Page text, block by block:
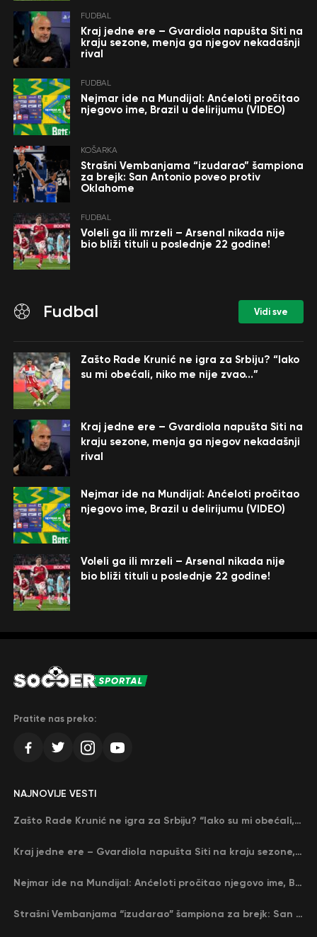
FUDBAL
Kraj jedne ere – Gvardiola napušta Siti na
kraju sezone, menja ga njegov nekadašnji
rival
FUDBAL
Nejmar ide na Mundijal: Anćeloti pročitao
njegovo ime, Brazil u delirijumu (VIDEO)
KOŠARKA
Strašni Vembanjama “izudarao” šampiona
za brejk: San Antonio poveo protiv
Oklahome
FUDBAL
Voleli ga ili mrzeli – Arsenal nikada nije
bio bliži tituli u poslednje 22 godine!
Fudbal Vidi sve
Zašto Rade Krunić ne igra za Srbiju? “Iako
su mi obećali, niko me nije zvao…”
Kraj jedne ere – Gvardiola napušta Siti na
kraju sezone, menja ga njegov nekadašnji
rival
Nejmar ide na Mundijal: Anćeloti pročitao
njegovo ime, Brazil u delirijumu (VIDEO)
Voleli ga ili mrzeli – Arsenal nikada nije
bio bliži tituli u poslednje 22 godine!
Pratite nas preko:
NAJNOVIJE VESTI
Zašto Rade Krunić ne igra za Srbiju? “Iako su mi obećali, niko me nije zvao…”
Kraj jedne ere – Gvardiola napušta Siti na kraju sezone, menja ga njegov nekadašnji rival
Nejmar ide na Mundijal: Anćeloti pročitao njegovo ime, Brazil u delirijumu (VIDEO)
Strašni Vembanjama “izudarao” šampiona za brejk: San Antonio poveo protiv Oklahome